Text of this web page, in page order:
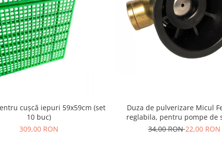
cușcă iepuri 59x59cm (set
10 buc)
309,00 RON
Duza de pulverizare Micul
reglabila, pentru pompe de
34,00 RON22,00 RON